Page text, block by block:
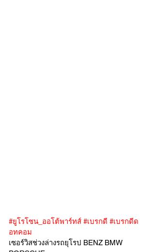
#ยูโรโซน_ออโต้พาร์ทส์ #เบรกดี #เบรกดีด
อทคอม
เซอร์วิสช่วงล่างรถยุโรป BENZ BMW